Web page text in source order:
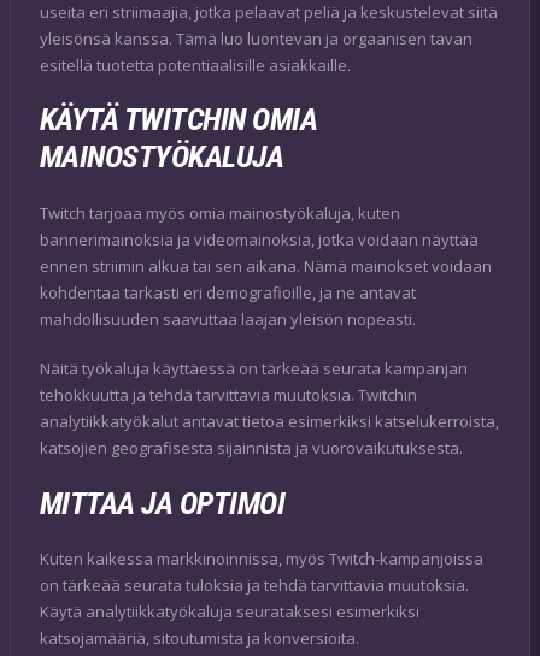
useita eri striimaajia, jotka pelaavat peliä ja keskustelevat siitä
yleisönsä kanssa. Tämä luo luontevan ja orgaanisen tavan
esitellä tuotetta potentiaalisille asiakkaille.
KÄYTÄ TWITCHIN OMIA
MAINOSTYÖKALUJA
Twitch tarjoaa myös omia mainostyökaluja, kuten
bannerimainoksia ja videomainoksia, jotka voidaan näyttää
ennen striimin alkua tai sen aikana. Nämä mainokset voidaan
kohdentaa tarkasti eri demografioille, ja ne antavat
mahdollisuuden saavuttaa laajan yleisön nopeasti.
Näitä työkaluja käyttäessä on tärkeää seurata kampanjan
tehokkuutta ja tehdä tarvittavia muutoksia. Twitchin
analytiikkatyökalut antavat tietoa esimerkiksi katselukerroista,
katsojien geografisesta sijainnista ja vuorovaikutuksesta.
MITTAA JA OPTIMOI
Kuten kaikessa markkinoinnissa, myös Twitch-kampanjoissa
on tärkeää seurata tuloksia ja tehdä tarvittavia muutoksia.
Käytä analytiikkatyökaluja seurataksesi esimerkiksi
katsojamääriä, sitoutumista ja konversioita.